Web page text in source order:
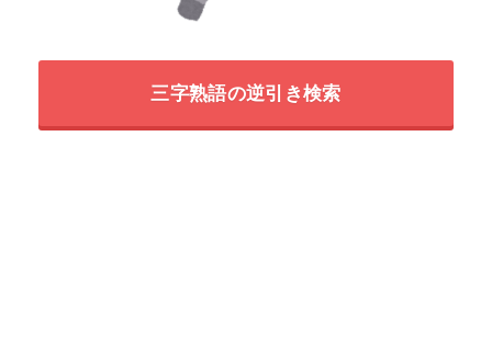
三字熟語の逆引き検索